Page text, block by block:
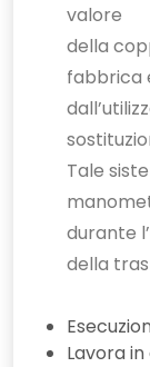
valore
della
fabbrica
Tale
durante
della
Lavora